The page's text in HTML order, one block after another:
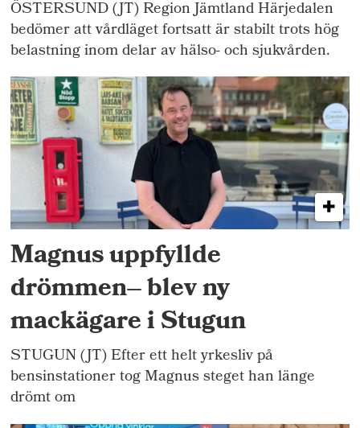
ÖSTERSUND (JT) Region Jämtland Härjedalen
bedömer att vårdläget fortsatt är stabilt trots hög
belastning inom delar av hälso- och sjukvården.
Magnus uppfyllde
drömmen– blev ny
mackägare i Stugun
STUGUN (JT) Efter ett helt yrkesliv på
bensinstationer tog Magnus steget han länge
drömt om